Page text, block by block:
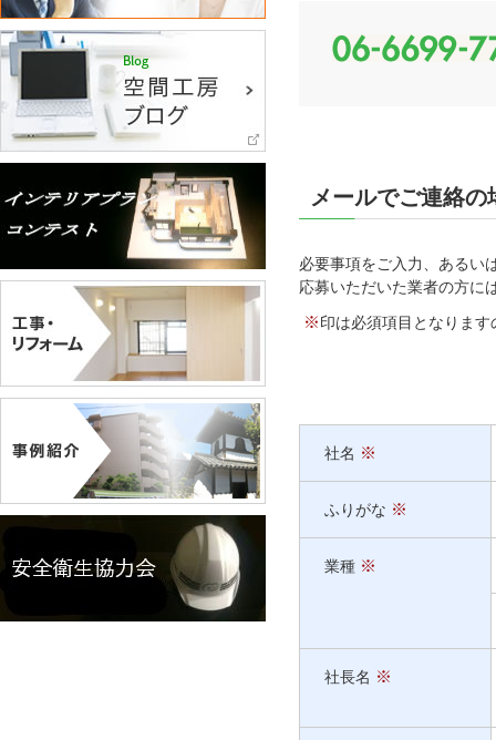
メールでご連絡の
必要事項をご入力、あるい
応募いただいた業者の方に
※印は必須項目となりま
社名 ※
ふりがな ※
業種 ※
社長名 ※